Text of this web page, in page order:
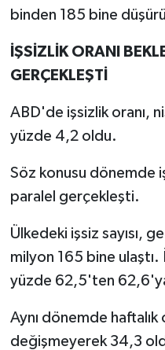
binden 185 bine
İŞSİZLİK ORANI
GERÇEKLEŞTİ
ABD'de işsizlik oranı,
yüzde 4,2 oldu.
Söz konusu dönemde
paralel gerçekleşti.
Ülkedeki işsiz sayısı,
milyon 165 bine ulaştı.
yüzde 62,5'ten 62,6'ya
Aynı dönemde
değişmeyerek 34,3